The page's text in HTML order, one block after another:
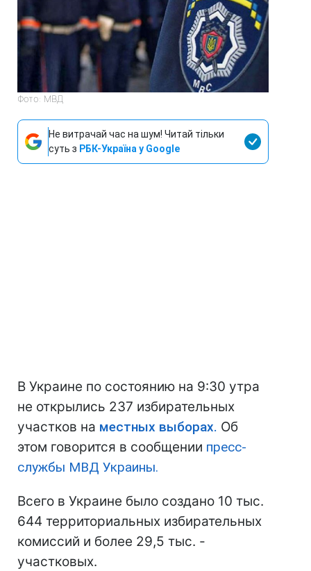
Фото: МВД
Не витрачай час на шум! Читай тільки
суть з РБК-Україна у Google
В Украине по состоянию на 9:30 утра
не открылись 237 избирательных
участков на местных выборах. Об
этом говорится в сообщении пресс-
службы МВД Украины.
Всего в Украине было создано 10 тыс.
644 территориальных избирательных
комиссий и более 29,5 тыс. -
участковых.